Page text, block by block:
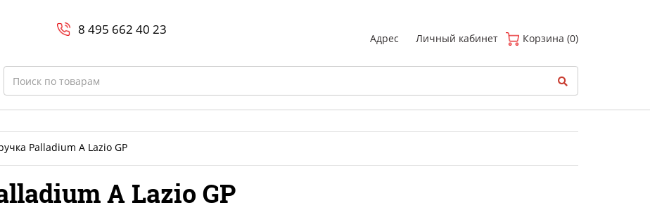
8 800-700-23-35
8 495 662 40 23
Адрес Личный кабинет Корзина (0)
Search
Palladium A Lazio GP
A Lazio GP